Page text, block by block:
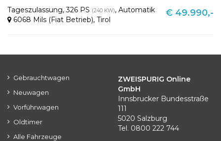
Tageszulassung,326 PS (240 KW), Automatik
6068 Mils (Fiat Betrieb), Tirol
€ 49.990,-
Gebrauchtwagen
Neuwagen
Vorführwagen
Oldtimer
Alle Fahrzeuge
ZWEISPURIG Online
GmbH
Innsbrucker Bundesstraße
111
5020 Salzburg
Tel. 0800 222 744